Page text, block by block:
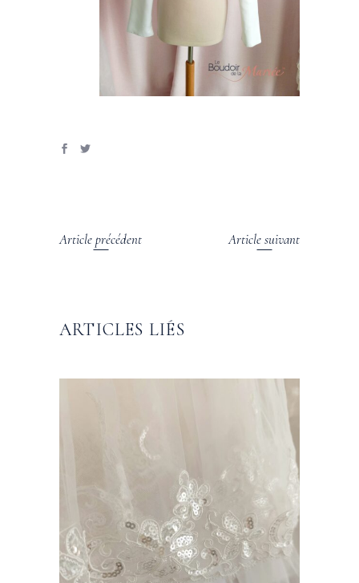
Article précédent Article suivant
ARTICLES LIÉS